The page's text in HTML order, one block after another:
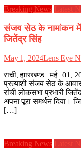
Breaking News Latest
संजय सेठ के नामांकन में
जितेंद्र सिंह
May 1, 2024Lens Eye
राची, झारखण्ड | मई | 01,
प्रत्याशी संजय सेठ के
रांची लोकसभा प्रभारी
अपना पूरा समर्थन दिया।
[…]
Breaking News Latest